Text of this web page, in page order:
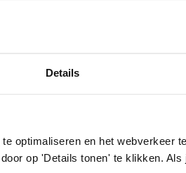
Details
optimaliseren en het webverkeer
op 'Details tonen' te klikken.